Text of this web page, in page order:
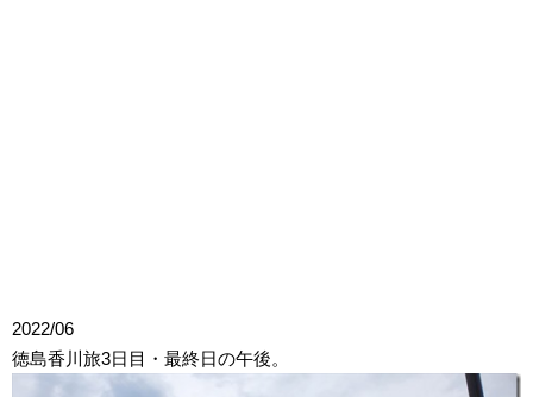
2022/06
徳島香川旅3日目・最終日の午後。